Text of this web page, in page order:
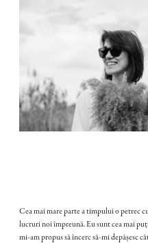
Cea mai mare parte a timpului o petrec
lucruri noi împreună. Eu sunt cea mai
mi-am propus să încerc să-mi depășesc